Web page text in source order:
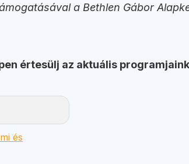
a Bethlen Gábor
értesülj az aktuális
és